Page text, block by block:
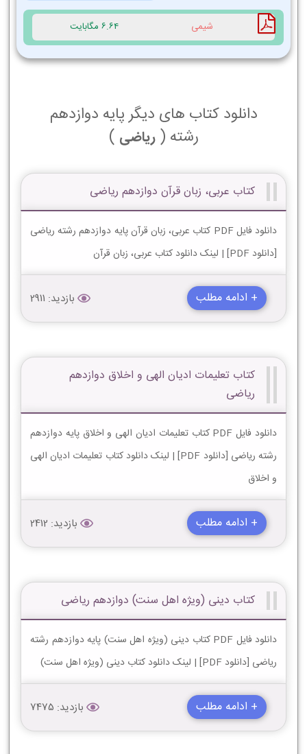
شیمی 6.64 مگابایت
دانلود کتاب های دیگر پایه دوازدهم
رشته (ریاضی )
کتاب عربی، زبان قرآن دوازدهم ریاضی
دانلود فایل PDF کتاب عربی، زبان قرآن پایه دوازدهم رشته ریاضی
[دانلود PDF] | لینک دانلود کتاب عربی، زبان قرآن
+ ادامه مطلب بازدید: 2911
کتاب تعلیمات ادیان الهی و اخلاق دوازدهم
ریاضی
دانلود فایل PDF کتاب تعلیمات ادیان الهی و اخلاق پایه دوازدهم
رشته ریاضی [دانلود PDF] | لینک دانلود کتاب تعلیمات ادیان الهی
و اخلاق
+ ادامه مطلب بازدید: 2412
کتاب دینی (ویژه اهل سنت) دوازدهم ریاضی
دانلود فایل PDF کتاب دینی (ویژه اهل سنت) پایه دوازدهم رشته
ریاضی [دانلود PDF] | لینک دانلود کتاب دینی (ویژه اهل سنت)
+ ادامه مطلب بازدید: 7475